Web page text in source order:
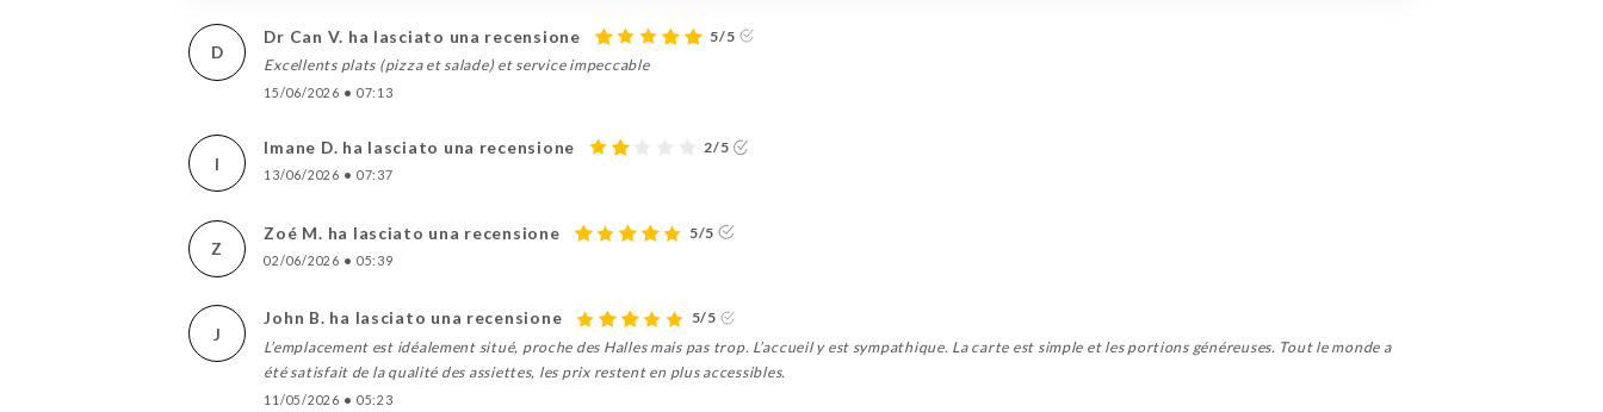
D
Dr Can V. ha lasciato una recensione
5/5
Excellents plats (pizza et salade) et service impeccable
15/06/2026 • 07:13
I
Imane D. ha lasciato una recensione 2/5
13/06/2026 • 07:37
Z
Zoé M. ha lasciato una recensione 5/5
02/06/2026 • 05:39
J
John B. ha lasciato una recensione
5/5
L’emplacement est idéalement situé, proche des Halles mais pas trop. L’accueil y est sympathique. La carte est simple et les portions généreuses. Tout le monde a
été satisfait de la qualité des assiettes, les prix restent en plus accessibles.
11/05/2026 • 05:23